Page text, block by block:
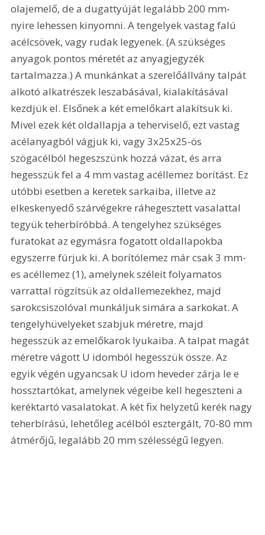
olajemelő, de a dugattyúját legalább 200 mm-
nyire lehessen kinyomni. A tengelyek vastag falú
acélcsövek, vagy rudak legyenek. (A szükséges
anyagok pontos méretét az anyagjegyzék
tartalmazza.) A munkánkat a szerelőállvány talpát
alkotó alkatrészek leszabásával, kialakításával
kezdjük el. Elsőnek a két emelőkart alakítsuk ki.
Mivel ezek két oldallapja a teherviselő, ezt vastag
acélanyagból vágjuk ki, vagy 3x25x25-ös
szögacélból hegeszszünk hozzá vázat, és arra
hegesszük fel a 4 mm vastag acéllemez borítást. Ez
utóbbi esetben a keretek sarkaiba, illetve az
elkeskenyedő szárvégekre ráhegesztett vasalattal
tegyük teherbíróbbá. A tengelyhez szükséges
furatokat az egymásra fogatott oldallapokba
egyszerre fúrjuk ki. A borítólemez már csak 3 mm-
es acéllemez (1), amelynek széleit folyamatos
varrattal rögzítsük az oldallemezekhez, majd
sarokcsiszolóval munkáljuk simára a sarkokat. A
tengelyhüvelyeket szabjuk méretre, majd
hegesszük az emelőkarok lyukaiba. A talpat magát
méretre vágott U idomból hegesszük össze. Az
egyik végén ugyancsak U idom heveder zárja le e
hossztartókat, amelynek végeibe kell hegeszteni a
keréktartó vasalatokat. A két fix helyzetű kerék nagy
teherbírású, lehetőleg acélból esztergált, 70-80 mm
átmérőjű, legalább 20 mm szélességű legyen.